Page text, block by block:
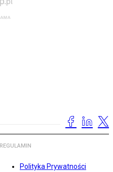
REGULAMIN
Polityka Prywatności